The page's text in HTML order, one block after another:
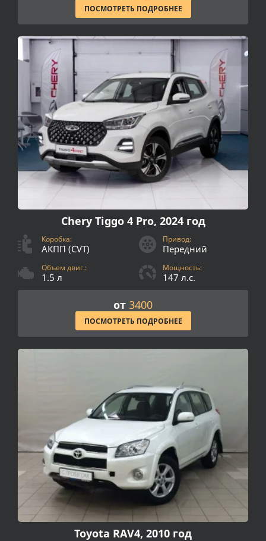
ПОСМОТРЕТЬ ПОДРОБНЕЕ
Chery Tiggo 4 Pro, 2024 год
Коробка:
АКПП (CVT)
Привод:
Передний
Объем двиг.:
1.5 л
Мощность:
147 л.с.
от 3400
ПОСМОТРЕТЬ ПОДРОБНЕЕ
Toyota RAV4, 2010 год